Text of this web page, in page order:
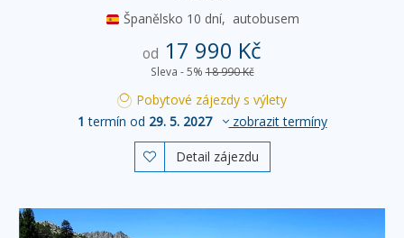
Španělsko 10 dní, autobusem
od 17 990 Kč
Sleva - 5% 18 990 Kč
Pobytové zájezdy s výlety
1 termín od 29. 5. 2027 zobrazit termíny
 Detail zájezdu